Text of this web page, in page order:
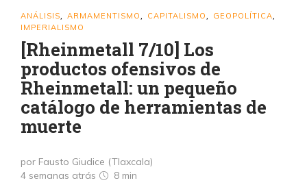
ANÁLISIS ARMAMENTISMO CAPITALISMO GEOPOLÍTICA
IMPERIALISMO
[Rheinmetall 7/10] Los
productos ofensivos de
Rheinmetall: un pequeño
catálogo de herramientas de
muerte
por Fausto Giudice (Tlaxcala)
4 semanas atrás
8 min